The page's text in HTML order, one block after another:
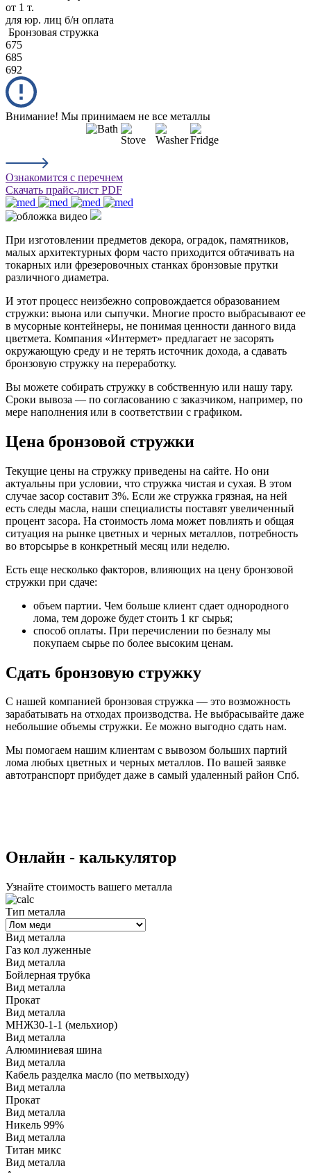
от 1 т.
для юр. лиц б/н оплата
Бронзовая стружка
675
685
692
Внимание! Мы принимаем не все металлы
Ознакомится с перечнем
Скачать прайс-лист PDF
При изготовлении предметов декора, оградок, памятников,
малых архитектурных форм часто приходится обтачивать на
токарных или фрезеровочных станках бронзовые прутки
различного диаметра.
И этот процесс неизбежно сопровождается образованием
стружки: вьюна или сыпучки. Многие просто выбрасывают ее
в мусорные контейнеры, не понимая ценности данного вида
цветмета. Компания «Интермет» предлагает не засорять
окружающую среду и не терять источник дохода, а сдавать
бронзовую стружку на переработку.
Вы можете собирать стружку в собственную или нашу тару.
Сроки вывоза — по согласованию с заказчиком, например, по
мере наполнения или в соответствии с графиком.
Цена бронзовой стружки
Текущие цены на стружку приведены на сайте. Но они
актуальны при условии, что стружка чистая и сухая. В этом
случае засор составит 3%. Если же стружка грязная, на ней
есть следы масла, наши специалисты поставят увеличенный
процент засора. На стоимость лома может повлиять и общая
ситуация на рынке цветных и черных металлов, потребность
во вторсырье в конкретный месяц или неделю.
Есть еще несколько факторов, влияющих на цену бронзовой
стружки при сдаче:
объем партии. Чем больше клиент сдает однородного
лома, тем дороже будет стоить 1 кг сырья;
способ оплаты. При перечислении по безналу мы
покупаем сырье по более высоким ценам.
Сдать бронзовую стружку
С нашей компанией бронзовая стружка — это возможность
зарабатывать на отходах производства. Не выбрасывайте даже
небольшие объемы стружки. Ее можно выгодно сдать нам.
Мы помогаем нашим клиентам с вывозом больших партий
лома любых цветных и черных металлов. По вашей заявке
автотранспорт прибудет даже в самый удаленный район Спб.
Oнлайн - калькулятор
Узнайте стоимость вашего металла
Тип металла
Вид металла
Газ кол луженные
Вид металла
Бойлерная трубка
Вид металла
Прокат
Вид металла
МНЖ30-1-1 (мельхиор)
Вид металла
Алюминиевая шина
Вид металла
Кабель разделка масло (по метвыходу)
Вид металла
Прокат
Вид металла
Никель 99%
Вид металла
Титан микс
Вид металла